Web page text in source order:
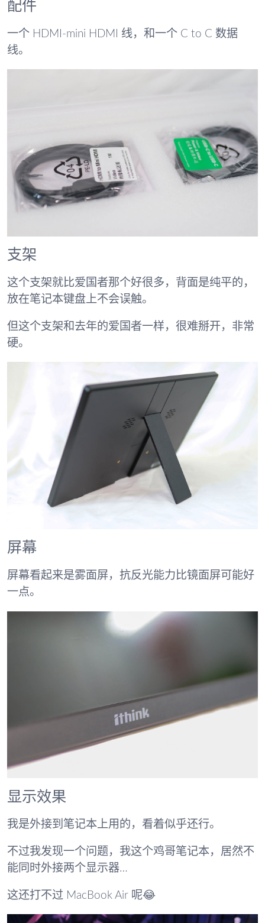
配件
一个 HDMI-mini HDMI 线，和一个 C to C 数据
线。
支架
这个支架就比爱国者那个好很多，背面是纯平的，
放在笔记本键盘上不会误触。
但这个支架和去年的爱国者一样，很难掰开，非常
硬。
屏幕
屏幕看起来是雾面屏，抗反光能力比镜面屏可能好
一点。
显示效果
我是外接到笔记本上用的，看着似乎还行。
不过我发现一个问题，我这个鸡哥笔记本，居然不
能同时外接两个显示器…
这还打不过 MacBook Air 呢😂